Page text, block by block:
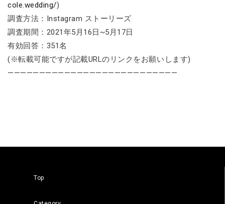
cole.wedding/)
調査方法：Instagram ストーリーズ
調査期間：2021年5月16日~5月17日
有効回答：351名
(※転載可能ですが記載URLのリンクをお願いします)
———————————————————————————
Top